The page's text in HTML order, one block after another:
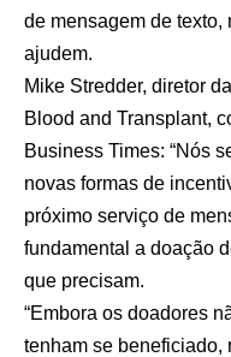
de mensagem de
ajudem.
Mike Stredder, diretor
Blood and Transplant,
Business Times: “Nós
novas formas de
próximo serviço de
fundamental a doação
que precisam.
“Embora os doadores
tenham se beneficiado,